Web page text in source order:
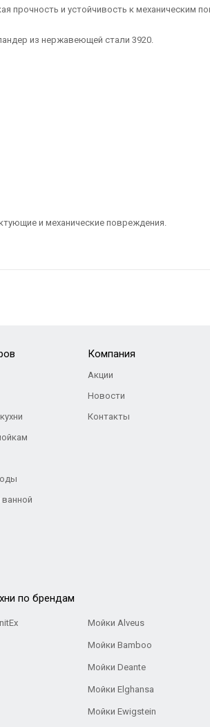
прочность и устойчивость к
из нержавеющей стали 3920.
и механические повреждения.
ванной
Компания
Акции
Новости
Контакты
по брендам
Мойки Alveus
Мойки Bamboo
Мойки Deante
Мойки Elghansa
Мойки Ewigstein